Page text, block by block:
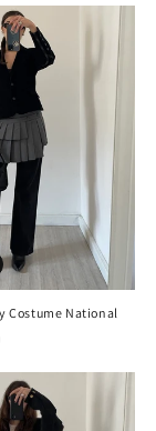
Costume National